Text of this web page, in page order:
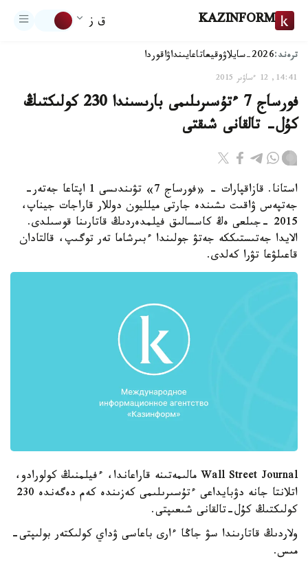
KAZINFORM ق ز
ترەند:2026-سايلاۋ وقيعاتاعايىنداۋاقوردا
14:41, 12 ءساۋىر 2015
فورساج 7 ءتۇسىرىلىمى بارىسىندا 230 كولىكتىڭ
كۇل- تالقانى شىقتى
استانا. قازاقپارات - «فورساج 7» تۋىندىسى 1 اپتاعا جەتەر-
جەتپەس ۋاقىت ىشىندە جارتى ميلليون دوللار قاراجات جيناپ،
2015 -جىلعى ەڭ كاسسالىق فيلمدەردىڭ قاتارىنا قوسىلدى.
الايدا جەتىستىككە جەتۋ جولىندا ءبىرشاما تەر توگىپ، قالتادان
قاعىلۋعا تۋرا كەلدى.
Wall Street Journal مالىمەتىنە قاراعاندا، ءفيلمنىڭ كولورادو،
اتلانتا جانە دۋبايداعى ءتۇسىرىلىمى كەزىندە كەم دەگەندە 230
كولىكتىڭ كۇل-تالقانى شىعىپتى.
ولاردىڭ قاتارىندا سۋ جاڭا ءارى باعاسى ۋداي كولىكتەر بولىپتى-
مىس.